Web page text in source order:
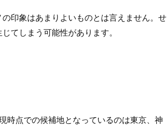
印象はあまりよいものとは言えません。せ
てしまう可能性があります。
時点での候補地となっているのは東京、神